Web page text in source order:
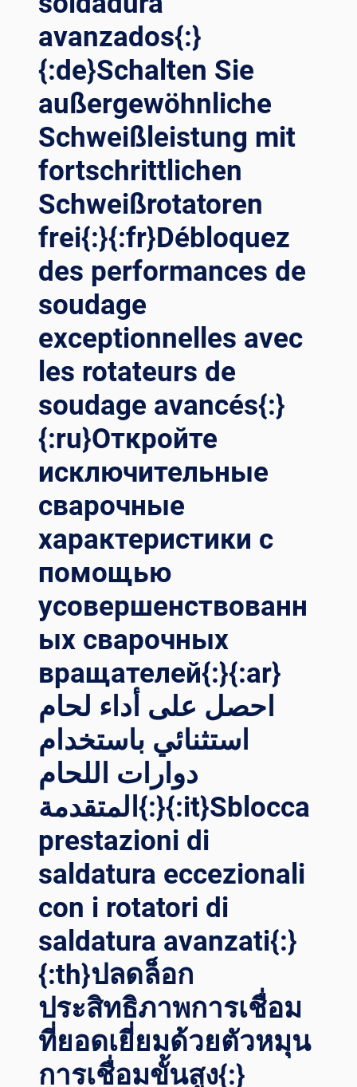
avanzados{:}
{:de}Schalten Sie
außergewöhnliche
Schweißleistung mit
fortschrittlichen
Schweißrotatoren
frei{:}{:fr}Débloquez
des performances de
soudage
exceptionnelles avec
les rotateurs de
soudage avancés{:}
{:ru}Откройте
исключительные
сварочные
характеристики с
помощью
усовершенствованн
ых сварочных
вращателей{:}{:ar}
احصل على أداء لحام
استثنائي باستخدام
دوارات اللحام
المتقدمة{:}{:it}Sblocca
prestazioni di
saldatura eccezionali
con i rotatori di
saldatura avanzati{:}
{:th}ปลดล็อก
ประสิทธิภาพการเชื่อม
ที่ยอดเยี่ยมด้วยตัวหมุน
การเชื่อมขั้นสูง{:}